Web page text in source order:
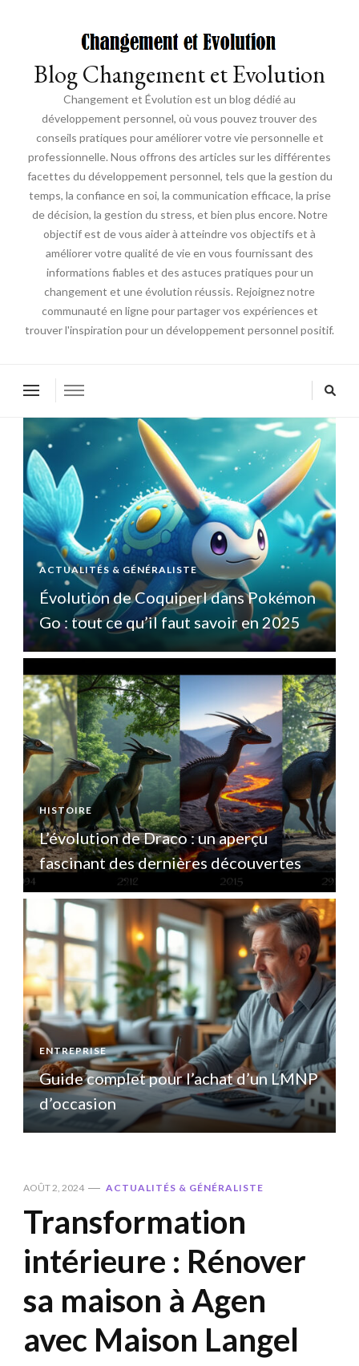
Blog Changement et Evolution
Changement et Évolution est un blog dédié au
développement personnel, où vous pouvez trouver des
conseils pratiques pour améliorer votre vie personnelle et
professionnelle. Nous offrons des articles sur les différentes
facettes du développement personnel, tels que la gestion du
temps, la confiance en soi, la communication efficace, la prise
de décision, la gestion du stress, et bien plus encore. Notre
objectif est de vous aider à atteindre vos objectifs et à
améliorer votre qualité de vie en vous fournissant des
informations fiables et des astuces pratiques pour un
changement et une évolution réussis. Rejoignez notre
communauté en ligne pour partager vos expériences et
trouver l'inspiration pour un développement personnel positif.
ACTUALITÉS & GÉNÉRALISTE
Évolution de Coquiperl dans Pokémon
Go : tout ce qu’il faut savoir en 2025
HISTOIRE
L’évolution de Draco : un aperçu
fascinant des dernières découvertes
ENTREPRISE
Guide complet pour l’achat d’un LMNP
d’occasion
AOÛT 2, 2024 ACTUALITÉS & GÉNÉRALISTE
Transformation
intérieure : Rénover
sa maison à Agen
avec Maison Langel